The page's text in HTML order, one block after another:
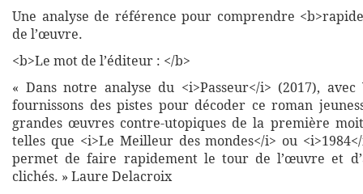
Une analyse de référence pour comprendre
de l’œuvre.
<b>Le mot de l’éditeur : </b>
« Dans notre analyse du <i>Passeur</i> (2017), avec
fournissons des pistes pour décoder ce roman
grandes œuvres contre-utopiques de la première
telles que <i>Le Meilleur des mondes</i> ou
permet de faire rapidement le tour de l’œuvre et
clichés. » Laure Delacroix